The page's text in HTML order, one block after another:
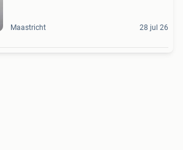
Maastricht 28 jul 26